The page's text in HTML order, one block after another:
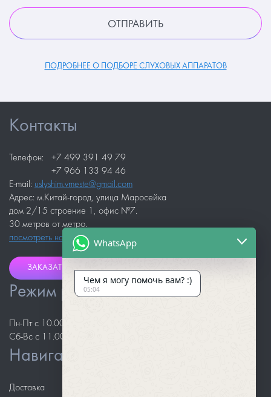
ПОДРОБНЕЕ О ПОДБОРЕ СЛУХОВЫХ АППАРАТОВ
Контакты
Телефон:
+7 499 391 49 79
+7 966 133 94 46
E-mail: uslyshim.vmeste@gmail.com
Адрес: м.Китай-город, улица Маросейка
дом 2/15 строение 1, офис №7.
30 метров от метро.
посмотреть на карте
ЗАКАЗАТЬ ЗВОНОК
Режим работы
Пн-Пт с 10.00 до 18.00
Сб-Вс с 11.00 до 18.00
Навигация
Доставка
WhatsApp
Чем я могу помочь вам? :)
05:04